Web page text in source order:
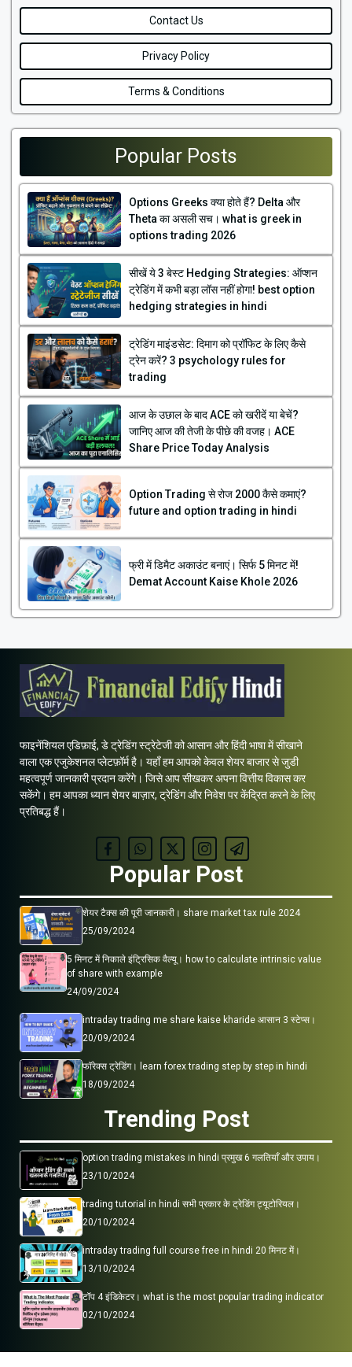
Contact Us
Privacy Policy
Terms & Conditions
Popular Posts
Options Greeks क्या होते हैं? Delta और
Theta का असली सच। what is greek in
options trading 2026
सीखें ये 3 बेस्ट Hedging Strategies: ऑप्शन
ट्रेडिंग में कभी बड़ा लॉस नहीं होगा! best option
hedging strategies in hindi
ट्रेडिंग माइंडसेट: दिमाग को प्रॉफिट के लिए कैसे
ट्रेन करें? 3 psychology rules for
trading
आज के उछाल के बाद ACE को खरीदें या बेचें?
जानिए आज की तेजी के पीछे की वजह। ACE
Share Price Today Analysis
Option Trading से रोज ₹2000 कैसे कमाएं?
future and option trading in hindi
फ्री में डिमैट अकाउंट बनाएं। सिर्फ 5 मिनट में!
Demat Account Kaise Khole 2026
फाइनेंशियल एडिफ़ाई, डे ट्रेडिंग स्ट्रेटेजी को आसान और हिंदी भाषा में सीखाने
वाला एक एजुकेशनल प्लेटफ़ॉर्म है। यहाँ हम आपको केवल शेयर बाजार से जुडी
महत्वपूर्ण जानकारी प्रदान करेंगे। जिसे आप सीखकर अपना वित्तीय विकास कर
सकेंगे। हम आपका ध्यान शेयर बाज़ार, ट्रेडिंग और निवेश पर केंद्रित करने के लिए
प्रतिबद्ध हैं।
Popular Post
शेयर टैक्स की पूरी जानकारी। share market tax rule 2024
25/09/2024
5 मिनट में निकाले इंट्रिसिक वैल्यू। how to calculate intrinsic value
of share with example
24/09/2024
intraday trading me share kaise kharide आसान 3 स्टेप्स।
20/09/2024
फॉरेक्स ट्रेडिंग। learn forex trading step by step in hindi
18/09/2024
Trending Post
option trading mistakes in hindi प्रमुख 6 गलतियाँ और उपाय।
23/10/2024
trading tutorial in hindi सभी प्रकार के ट्रेडिंग ट्यूटोरियल।
20/10/2024
intraday trading full course free in hindi 20 मिनट में।
13/10/2024
टॉप 4 इंडिकेटर। what is the most popular trading indicator
02/10/2024